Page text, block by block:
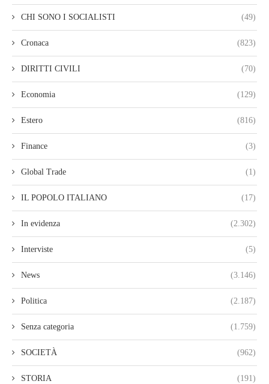
CHI SONO I SOCIALISTI (49)
Cronaca (823)
DIRITTI CIVILI (70)
Economia (129)
Estero (816)
Finance (3)
Global Trade (1)
IL POPOLO ITALIANO (17)
In evidenza (2.302)
Interviste (5)
News (3.146)
Politica (2.187)
Senza categoria (1.759)
SOCIETÀ (962)
STORIA (191)